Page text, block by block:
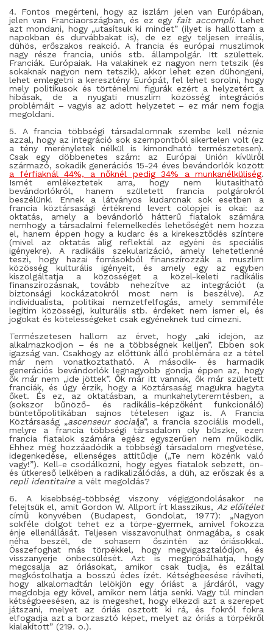
4. Fontos megérteni, hogy az iszlám jelen van Európában,
jelen van Franciaországban, és ez egy fait accompli. Lehet
azt mondani, hogy „utasítsuk ki mindet” (ilyet is hallottam a
napokban és durvábbakat is), de ez egy teljesen irreális,
dühös, erőszakos reakció. A francia és európai muszlimok
nagy része francia, uniós stb. állampolgár. Itt születtek.
Franciák. Európaiak. Ha valakinek ez nagyon nem tetszik (és
sokaknak nagyon nem tetszik), akkor lehet ezen dühöngeni,
lehet emlegetni a keresztény Európát, fel lehet sorolni, hogy
mely politikusok és történelmi figurák ezért a helyzetért a
hibásak, de a nyugati muszlim közösség integrációs
problémáit – vagyis az adott helyzetet – ez már nem fogja
megoldani.
5. A francia többségi társadalomnak szembe kell néznie
azzal, hogy az integráció sok szempontból sikertelen volt (ez
a tény merényletek nélkül is kimondható természetesen).
Csak egy döbbenetes szám: az Európai Unión kívülről
származó, sokadik generációs 15-24 éves bevándorlók között
a férfiaknál 44%, a nőknél pedig 34% a munkanélküliség.
Ismét emlékeztetek arra, hogy nem kiutasítható
bevándorlókról, hanem született francia polgárokról
beszélünk! Ennek a látványos kudarcnak sok esetben a
francia köztársasági értékrend levert cölöpjei is okai: az
oktatás, amely a bevándorló hátterű fiatalok számára
nemhogy a társadalmi felemelkedés lehetőségét nem hozza
el, hanem éppen hogy a kudarc és a kirekesztődés színtere
(mivel az oktatás alig reflektál az egyéni és speciális
igényekre). A radikális szekularizáció, amely lehetetlenné
teszi, hogy hazai forrásokból finanszírozzák a muszlim
közösség kulturális igényeit, és amely egy az egyben
kiszolgáltatja a közösséget a közel-keleti radikális
finanszírozásnak, tovább nehezítve az integrációt (a
biztonsági kockázatokról most nem is beszélve). Az
individualista, politikai nemzetfelfogás, amely semmiféle
legitim közösségi, kulturális stb. érdeket nem ismer el, és
jogokat és kötelességeket csak egyéneknek tud címezni.
Természetesen hallom az érvet, hogy „aki idejön, az
alkalmazkodjon – és ne a többségnek kelljen”. Ebben sok
igazság van. Csakhogy az előttünk álló problémára ez a tétel
már nem vonatkoztatható. A második- és harmadik
generációs bevándorlók legnagyobb gondja éppen az, hogy
ők már nem „ide jöttek”. Ők már itt vannak, ők már született
franciák, és úgy érzik, hogy a Köztársaság magukra hagyta
őket. És ez, az oktatásban, a munkahelyteremtésben, a
(sokszor bűnöző- és radikális-képzőként funkcionáló)
büntetőpolitikában sajnos tételesen igaz is. A Francia
Köztársaság „ascenseur socialja”, a francia szociális modell,
melyre a francia többségi társadalom oly büszke, ezen
francia fiatalok számára egész egyszerűen nem működik.
Ehhez még hozzáadódik a többségi társadalom megvetése,
idegenkedése, ellenséges attitűdje („Te nem közénk való
vagy!”). Kell-e csodálkozni, hogy egyes fiatalok sebzett, ön-
és útkereső lelkében a radikalizálódás, a düh, az erőszak és a
repli identitairea vélt megoldás?
6. A kisebbség-többség viszony végiggondolásakor ne
felejtsük el, amit Gordon W. Allport írt klasszikus, Az előítélet
című könyvében (Budapest, Gondolat, 1977): „Nagyon
sokféle dolgot tehet ez a törpe-gyermek, amivel fokozza
énje ellenállását. Teljesen visszavonulhat önmagába, s csak
néha beszél, de sohasem őszintén az óriásokkal.
Összefoghat más törpékkel, hogy megvigasztalódjon, és
visszanyerje önbecsülését. Azt is megpróbálhatja, hogy
megcsalja az óriásokat, amikor csak tudja, és ezáltal
megkóstolhatja a bosszú édes ízét. Kétségbeesése ráviheti,
hogy alkalomadtán lelökjön egy óriást a járdáról, vagy
megdobja egy kővel, amikor nem látja senki. Vagy túl minden
kétségbeesésen, az is megeshet, hogy elkezdi azt a szerepet
játszani, melyet az óriás osztott ki rá, és fokról fokra
elfogadja azt a borzasztó képet, melyet az óriás a törpékről
kialakított” (219. o.).